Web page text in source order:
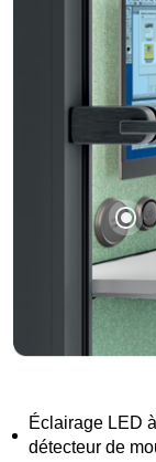
Éclairage LED
détecteur de